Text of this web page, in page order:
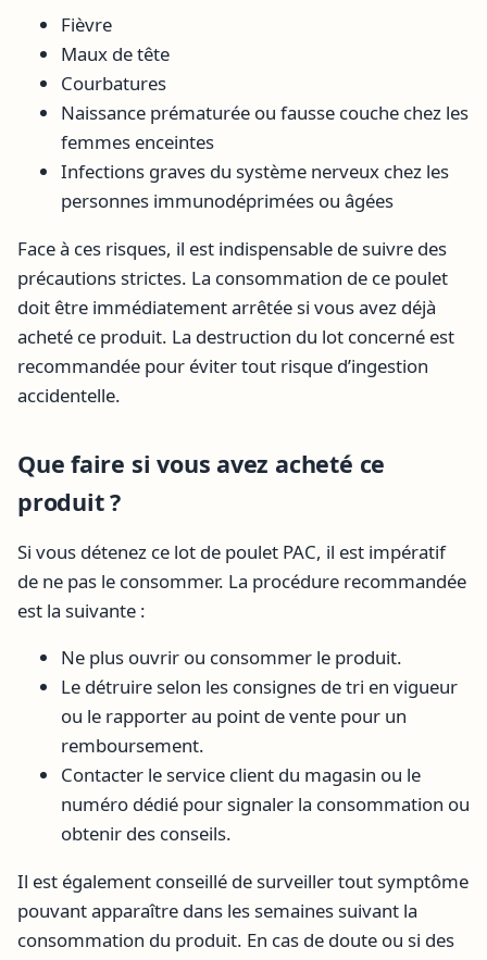
Fièvre
Maux de tête
Courbatures
Naissance prématurée ou fausse couche chez les
femmes enceintes
Infections graves du système nerveux chez les
personnes immunodéprimées ou âgées
Face à ces risques, il est indispensable de suivre des
précautions strictes. La consommation de ce poulet
doit être immédiatement arrêtée si vous avez déjà
acheté ce produit. La destruction du lot concerné est
recommandée pour éviter tout risque d’ingestion
accidentelle.
Que faire si vous avez acheté ce
produit ?
Si vous détenez ce lot de poulet PAC, il est impératif
de ne pas le consommer. La procédure recommandée
est la suivante :
Ne plus ouvrir ou consommer le produit.
Le détruire selon les consignes de tri en vigueur
ou le rapporter au point de vente pour un
remboursement.
Contacter le service client du magasin ou le
numéro dédié pour signaler la consommation ou
obtenir des conseils.
Il est également conseillé de surveiller tout symptôme
pouvant apparaître dans les semaines suivant la
consommation du produit. En cas de doute ou si des